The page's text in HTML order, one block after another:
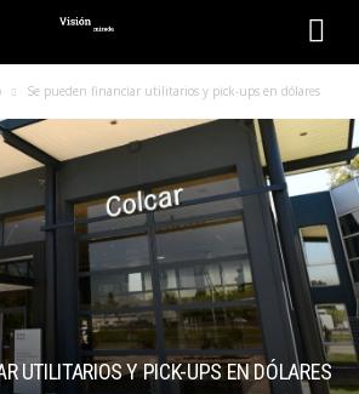
Se pueden financiar utilitarios y pick-ups en dólares
UTILITARIOS Y PICK-UPS EN DÓLARES